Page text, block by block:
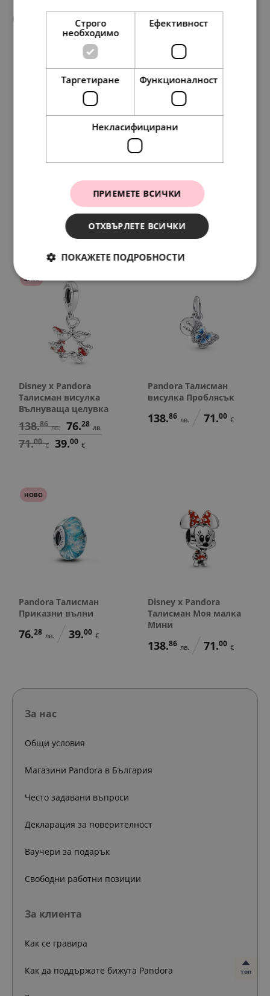
19.00 € 56.72 лв. 29.00 €
30.00 € 56.72 лв. 29.00 €
19.00 € 56.72 лв. 29.00 €
29.00 € 76.28 лв. 39.00 €
40.00 € 76.28 лв. 39.00 €
Още предложения
Pandora Талисман
висулка Морски фар
76.28
39.
Pandora Талисман
Буква X
97. лв. 50.
SALE
Disney x Pandora
Талисман висулка
Вълнуваща целувка
138.86 лв. 76.28 лв.
71.00 € 39.00 €
Pandora Талисман
висулка Проблясък
138.86 лв. 71.00 €
НОВО
Pandora Талисман
Приказни вълни
76.28 лв. 39.00 €
Disney x Pandora
Талисман Моя малка
Мини
138.86 лв. 71.00 €
топ
За нас
Общи условия
Магазини Pandora в България
Често задавани въпроси
Декларация за поверителност
Ваучери за подарък
Свободни работни позиции
За клиента
Как се гравира
Как да поддържате бижута Pandora
Строго
необходимо
Ефективност
Таргетиране Функционалност
Некласифицирани
ПРИЕМЕТЕ ВСИЧКИ
ОТХВЪРЛЕТЕ ВСИЧКИ
ПОКАЖЕТЕ ПОДРОБНОСТИ